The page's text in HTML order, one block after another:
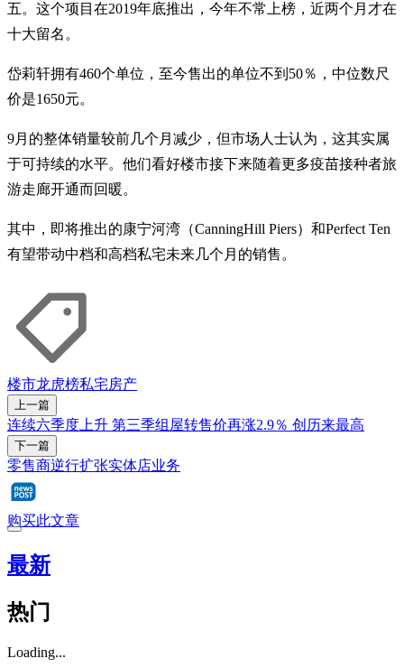
五。这个项目在2019年底推出，今年不常上榜，近两个月才在
十大留名。
岱莉轩拥有460个单位，至今售出的单位不到50％，中位数尺
价是1650元。
9月的整体销量较前几个月减少，但市场人士认为，这其实属
于可持续的水平。他们看好楼市接下来随着更多疫苗接种者旅
游走廊开通而回暖。
其中，即将推出的康宁河湾（CanningHill Piers）和Perfect Ten
有望带动中档和高档私宅未来几个月的销售。
楼市龙虎榜私宅房产
上一篇
连续六季度上升 第三季组屋转售价再涨2.9％ 创历来最高
下一篇
零售商逆行扩张实体店业务
购买此文章
最新
热门
Loading...